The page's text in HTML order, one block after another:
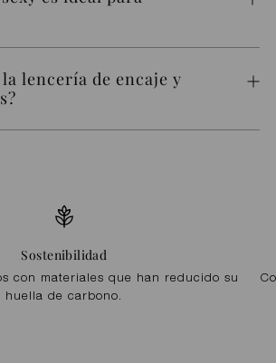
lencería de encaje y
Sostenibilidad
con materiales que han reducido su
huella de carbono.